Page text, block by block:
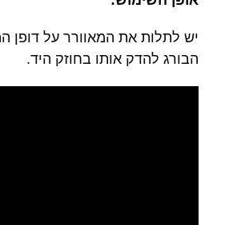
יש לתלות את המאוורר על דופן
הבורג להדק אותו בחוזק היד.